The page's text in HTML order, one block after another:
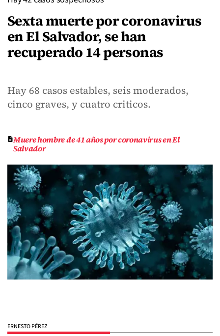
Sexta muerte por coronavirus
en El Salvador, se han
recuperado 14 personas
Hay 68 casos estables, seis moderados,
cinco graves, y cuatro criticos.
Muere hombre de 41 años por coronavirus en El
Salvador
ERNESTO PÉREZ